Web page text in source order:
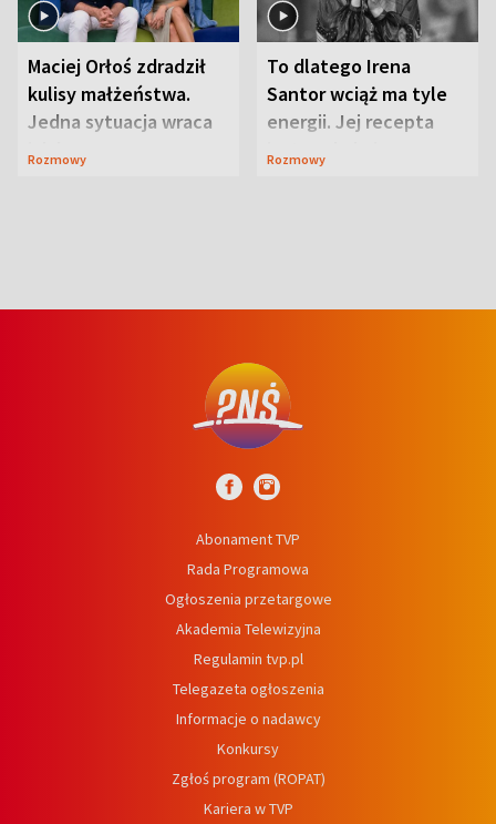
Maciej Orłoś zdradził
kulisy małżeństwa.
Jedna sytuacja wraca
jak bumerang
Rozmowy
To dlatego Irena
Santor wciąż ma tyle
energii. Jej recepta
jest zaskakująco
Rozmowy
Abonament TVP
Rada Programowa
Ogłoszenia przetargowe
Akademia Telewizyjna
Regulamin tvp.pl
Telegazeta ogłoszenia
Informacje o nadawcy
Konkursy
Zgłoś program (ROPAT)
Kariera w TVP